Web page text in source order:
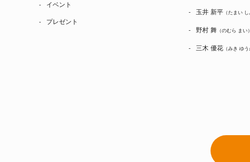
イベント
プレゼント
玉井 新平（たまい し
野村 舞（のむら まい）
三木 優花（みき ゆう